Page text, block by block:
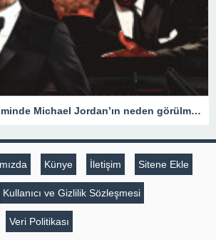
Ben Affleck ‘Air’ filminde Michael Jordan’ın neden görülmediğini açıkladı
Künye İletişim Sitene Ekle
Kullanıcı ve Gizlilik Sözleşmesi
Veri Politikası